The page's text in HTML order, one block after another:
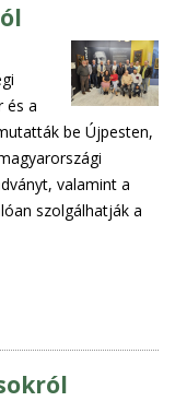
és a
be Újpesten,
valamint a
szolgálhatják a